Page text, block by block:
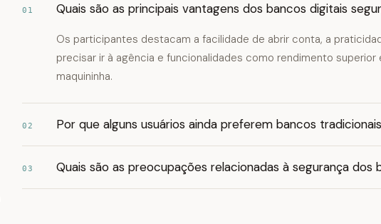
01 Quais são as principais vantagens dos bancos digitais
Os participantes destacam a facilidade de abrir conta, a
precisar ir à agência e funcionalidades como rendimento
maquininha.
02 Por que alguns usuários ainda preferem bancos
03 Quais são as preocupações relacionadas à segurança dos